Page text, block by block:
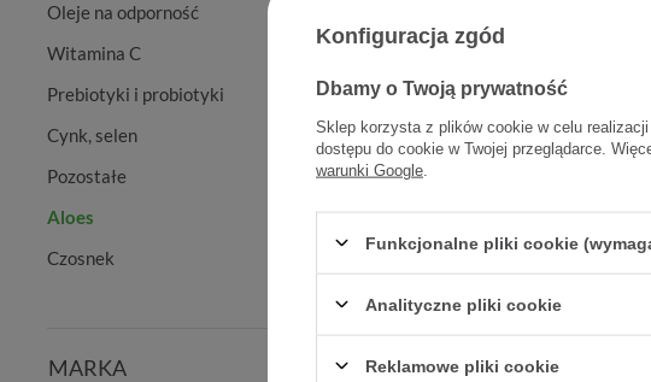
Oleje na odporność
Witamina C
Prebiotyki i probiotyki
Cynk, selen
Pozostałe
Aloes
Czosnek
MARKA 0,04 zł / szt.
Konfiguracja zgód
Dbamy o Twoją prywatność
Sklep korzysta z plików cookie w celu realizacji
dostępu do cookie w Twojej przeglądarce.
warunki Google
Funkcjonalne pliki cookie
Analityczne pliki cookie
Reklamowe pliki cookie